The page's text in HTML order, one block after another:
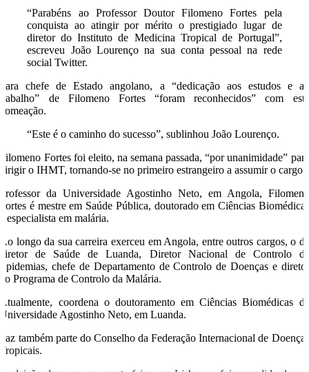
“Parabéns ao Professor Doutor Filomeno Fortes pela
conquista ao atingir por mérito o prestigiado lugar de
diretor do Instituto de Medicina Tropical de Portugal”,
escreveu João Lourenço na sua conta pessoal na rede
social Twitter.
Para chefe de Estado angolano, a “dedicação aos estudos e ao
trabalho” de Filomeno Fortes “foram reconhecidos” com esta
nomeação.
“Este é o caminho do sucesso”, sublinhou João Lourenço.
Filomeno Fortes foi eleito, na semana passada, “por unanimidade” para
dirigir o IHMT, tornando-se no primeiro estrangeiro a assumir o cargo.
Professor da Universidade Agostinho Neto, em Angola, Filomeno
Fortes é mestre em Saúde Pública, doutorado em Ciências Biomédicas
e especialista em malária.
Ao longo da sua carreira exerceu em Angola, entre outros cargos, o de
diretor de Saúde de Luanda, Diretor Nacional de Controlo de
Epidemias, chefe de Departamento de Controlo de Doenças e diretor
do Programa de Controlo da Malária.
Atualmente, coordena o doutoramento em Ciências Biomédicas da
Universidade Agostinho Neto, em Luanda.
Faz também parte do Conselho da Federação Internacional de Doenças
Tropicais.